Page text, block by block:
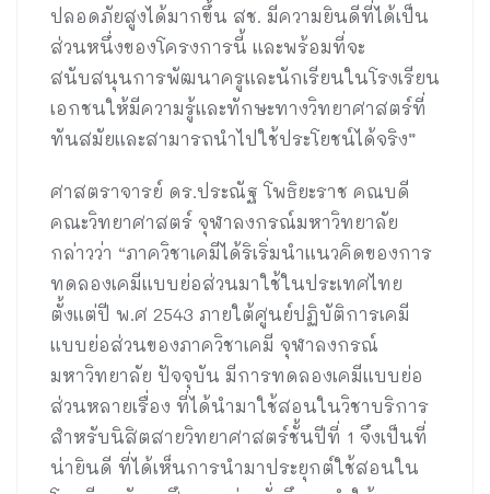
ปลอดภัยสูงได้มากขึ้น สช. มีความยินดีที่ได้เป็น
ส่วนหนึ่งของโครงการนี้ และพร้อมที่จะ
สนับสนุนการพัฒนาครูและนักเรียนในโรงเรียน
เอกชนให้มีความรู้และทักษะทางวิทยาศาสตร์ที่
ทันสมัยและสามารถนำไปใช้ประโยชน์ได้จริง”
ศาสตราจารย์ ดร.ประณัฐ โพธิยะราช คณบดี
คณะวิทยาศาสตร์ จุฬาลงกรณ์มหาวิทยาลัย
กล่าวว่า “ภาควิชาเคมีได้ริเริ่มนำแนวคิดของการ
ทดลองเคมีแบบย่อส่วนมาใช้ในประเทศไทย
ตั้งแต่ปี พ.ศ 2543 ภายใต้ศูนย์ปฏิบัติการเคมี
แบบย่อส่วนของภาควิชาเคมี จุฬาลงกรณ์
มหาวิทยาลัย ปัจจุบัน มีการทดลองเคมีแบบย่อ
ส่วนหลายเรื่อง ที่ได้นำมาใช้สอนในวิชาบริการ
สำหรับนิสิตสายวิทยาศาสตร์ชั้นปีที่ 1 จึงเป็นที่
น่ายินดี ที่ได้เห็นการนำมาประยุกต์ใช้สอนใน